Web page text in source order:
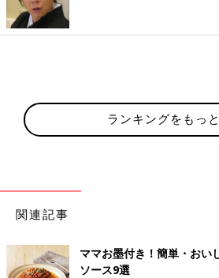
ランキングをもっ
関連記事
ママお墨付き！簡単・おい
ソース9選